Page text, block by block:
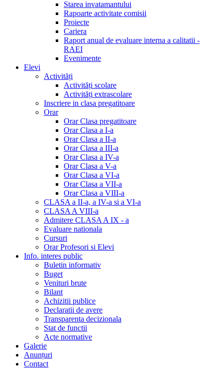
Starea invatamantului
Rapoarte activitate comisii
Proiecte
Cariera
Raport anual de evaluare interna a calitatii -
RAEI
Evenimente
Elevi
Activități
Activități scolare
Activități extrascolare
Inscriere in clasa pregatitoare
Orar
Orar Clasa pregatitoare
Orar Clasa a I-a
Orar Clasa a II-a
Orar Clasa a III-a
Orar Clasa a IV-a
Orar Clasa a V-a
Orar Clasa a VI-a
Orar Clasa a VII-a
Orar Clasa a VIII-a
CLASA a II-a, a IV-a si a VI-a
CLASA A VIII-a
Admitere CLASA A IX - a
Evaluare nationala
Cursuri
Orar Profesori si Elevi
Info. interes public
Buletin informativ
Buget
Venituri brute
Bilant
Achizitii publice
Declaratii de avere
Transparenta decizionala
Stat de functii
Acte normative
Galerie
Anunțuri
Contact